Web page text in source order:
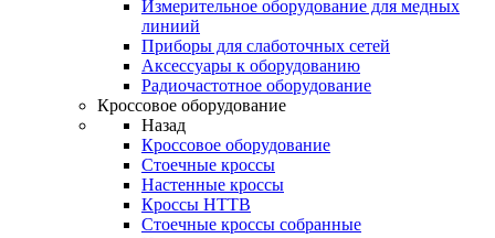
Измерительное оборудование для медных
линиий
Приборы для слаботочных сетей
Аксессуары к оборудованию
Радиочастотное оборудование
Кроссовое оборудование
Назад
Кроссовое оборудование
Стоечные кроссы
Настенные кроссы
Кроссы HTTB
Стоечные кроссы собранные